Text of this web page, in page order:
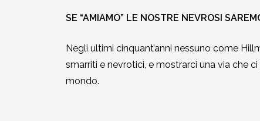
SE “AMIAMO” LE NOSTRE NEVROSI
Negli ultimi cinquant’anni nessuno come
smarriti e nevrotici, e mostrarci una via che
mondo.